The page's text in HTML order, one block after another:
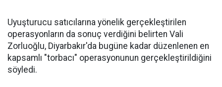
Uyuşturucu satıcılarına yönelik gerçekleştirilen
operasyonların da sonuç verdiğini belirten Vali
Zorluoğlu, Diyarbakır'da bugüne kadar düzenlenen en
kapsamlı "torbacı" operasyonunun gerçekleştirildiğini
söyledi.